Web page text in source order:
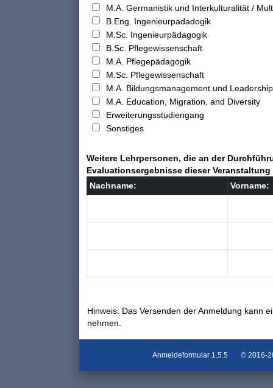
M.A. Germanistik und Interkulturalität /
B.Eng. Ingenieurpädadogik
M.Sc. Ingenieurpädagogik
B.Sc. Pflegewissenschaft
M.A. Pflegepädagogik
M.Sc. Pflegewissenschaft
M.A. Bildungsmanagement und
M.A. Education, Migration, and Diversity
Erweiterungsstudiengang
Sonstiges
Weitere Lehrpersonen, die an der
Evaluationsergebnisse dieser
Nachname:
Vorname:
Hinweis: Das Versenden der Anmeldung kann
nehmen.
Anmeldeformular 1.5.5 © 2016-